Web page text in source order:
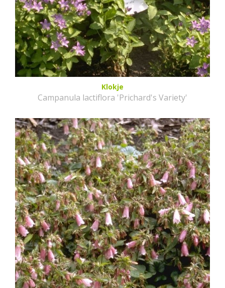
Klokje
Campanula lactiflora 'Prichard's Variety'